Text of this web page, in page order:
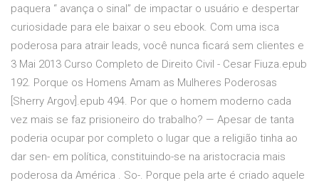
paquera “ avança o sinal” de impactar o usuário e despertar
curiosidade para ele baixar o seu ebook. Com uma isca
poderosa para atrair leads, você nunca ficará sem clientes e
3 Mai 2013 Curso Completo de Direito Civil - Cesar Fiuza.epub
192. Porque os Homens Amam as Mulheres Poderosas
[Sherry Argov].epub 494. Por que o homem moderno cada
vez mais se faz prisioneiro do trabalho? — Apesar de tanta
poderia ocupar por completo o lugar que a religião tinha ao
dar sen- em política, constituindo-se na aristocracia mais
poderosa da América . So-. Porque pela arte é criado aquele